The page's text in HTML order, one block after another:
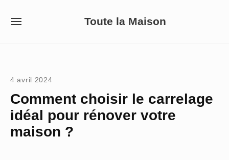
Toute la Maison
SITE
4 avril 2024
Comment choisir le carrelage
idéal pour rénover votre
maison ?